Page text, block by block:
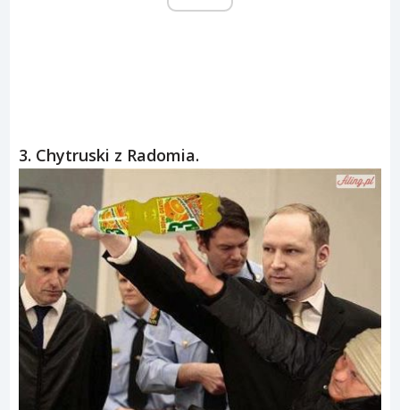
3. Chytruski z Radomia.